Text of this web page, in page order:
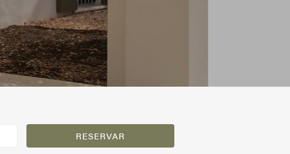
RESERVAR